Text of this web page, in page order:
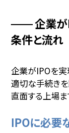
企業が
条件と流れ
企業がIPOを実
適切な手続き
直面する上場ま
IPOに必要